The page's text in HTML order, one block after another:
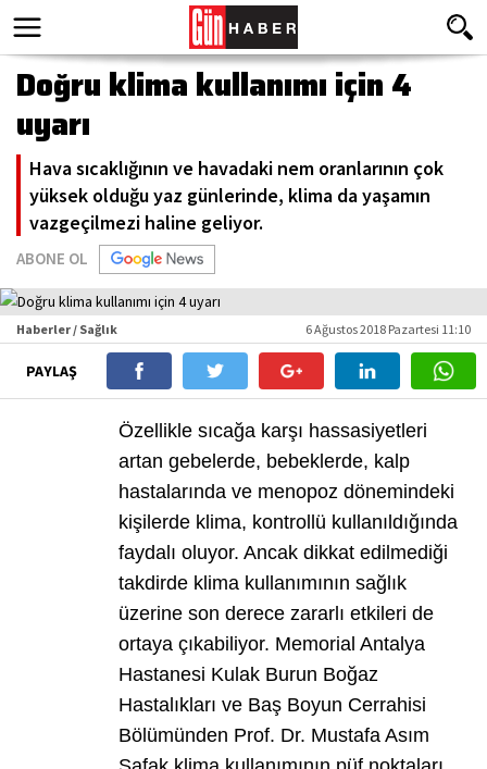
Doğru klima kullanımı için 4
uyarı
Hava sıcaklığının ve havadaki nem oranlarının çok
yüksek olduğu yaz günlerinde, klima da yaşamın
vazgeçilmezi haline geliyor.
ABONE OL
Haberler / Sağlık 6 Ağustos 2018 Pazartesi 11:10
PAYLAŞ
Özellikle sıcağa karşı hassasiyetleri
artan gebelerde, bebeklerde, kalp
hastalarında ve menopoz dönemindeki
kişilerde klima, kontrollü kullanıldığında
faydalı oluyor. Ancak dikkat edilmediği
takdirde klima kullanımının sağlık
üzerine son derece zararlı etkileri de
ortaya çıkabiliyor. Memorial Antalya
Hastanesi Kulak Burun Boğaz
Hastalıkları ve Baş Boyun Cerrahisi
Bölümünden Prof. Dr. Mustafa Asım